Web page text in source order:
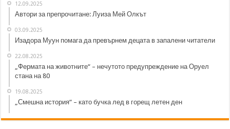
12.09.2025
Автори за препрочитане: Луиза Мей Олкът
03.09.2025
Изадора Муун помага да превърнем децата в запалени читатели
22.08.2025
„Фермата на животните“ – нечутото предупреждение на Оруел
стана на 80
19.08.2025
„Смешна история“ – като бучка лед в горещ летен ден